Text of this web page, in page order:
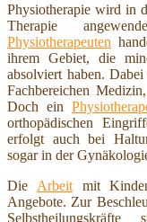
Physiotherapie wird in
Therapie
Physiotherapeuten
ihrem Gebiet, die
absolviert haben.
Fachbereichen
Doch ein
orthopädischen
erfolgt auch bei
sogar in der
Die Arbeitmit
Angebote. Zur
Selbstheilungskräfte